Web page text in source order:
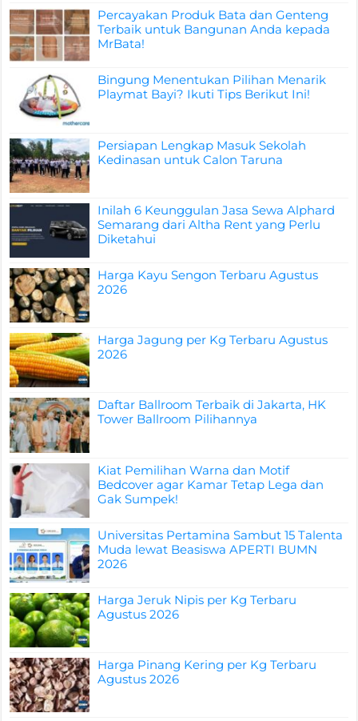
Percayakan Produk Bata dan Genteng
Terbaik untuk Bangunan Anda kepada
MrBata!
Bingung Menentukan Pilihan Menarik
Playmat Bayi? Ikuti Tips Berikut Ini!
Persiapan Lengkap Masuk Sekolah
Kedinasan untuk Calon Taruna
Inilah 6 Keunggulan Jasa Sewa Alphard
Semarang dari Altha Rent yang Perlu
Diketahui
Harga Kayu Sengon Terbaru Agustus
2026
Harga Jagung per Kg Terbaru Agustus
2026
Daftar Ballroom Terbaik di Jakarta, HK
Tower Ballroom Pilihannya
Kiat Pemilihan Warna dan Motif
Bedcover agar Kamar Tetap Lega dan
Gak Sumpek!
Universitas Pertamina Sambut 15 Talenta
Muda lewat Beasiswa APERTI BUMN
2026
Harga Jeruk Nipis per Kg Terbaru
Agustus 2026
Harga Pinang Kering per Kg Terbaru
Agustus 2026